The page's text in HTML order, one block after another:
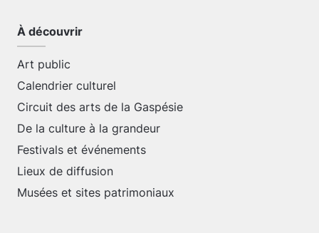
À découvrir
Art public
Calendrier culturel
Circuit des arts de la Gaspésie
De la culture à la grandeur
Festivals et événements
Lieux de diffusion
Musées et sites patrimoniaux